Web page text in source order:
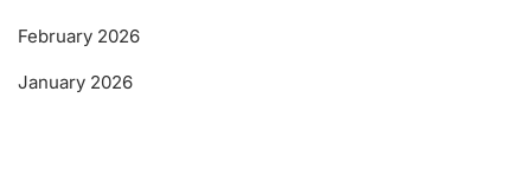
February 2026
January 2026